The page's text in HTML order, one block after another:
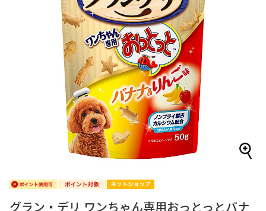
グラン・デリ ワンちゃん専用おっとっとバナ